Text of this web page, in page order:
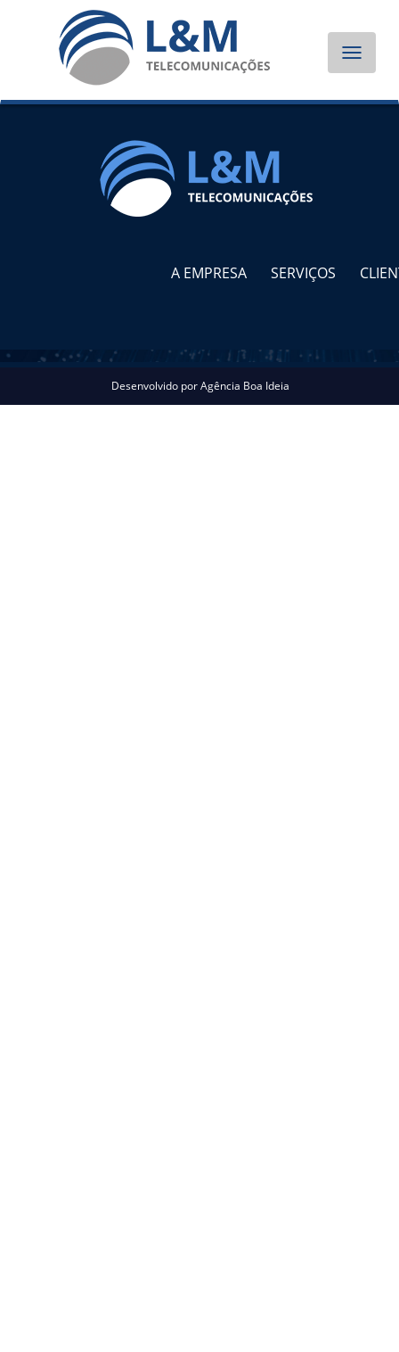
Toggle
A EMPRESA SERVIÇOS
Desenvolvido porAgência Boa Ideia